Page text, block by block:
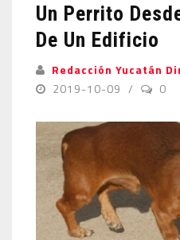
Un Perrito
De Un Edificio
Redacción Yucatán
2019-10-09
0